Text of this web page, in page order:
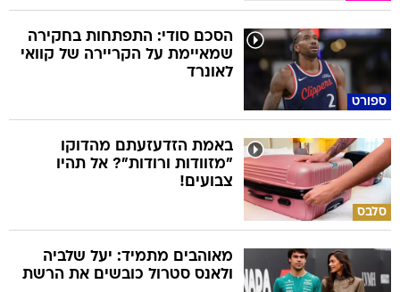
ספורט
הסכם סודי: התפתחות בחקירה
שמאיימת על הקריירה של קוואי
לאונרד
סלבס
באמת הזדעזעתם מהדוקו
"מזוודות ורודות"? אל תהיו
צבועים!
מאוהבים מתמיד: יעל שלביה
ולאנס סטרול כובשים את הרשת